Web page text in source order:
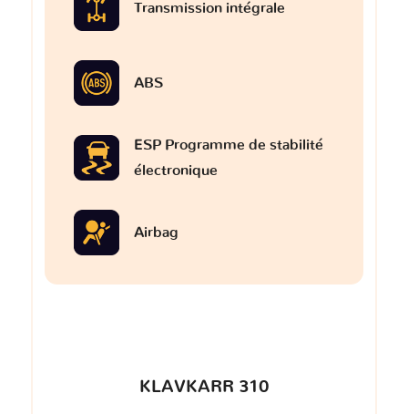
Transmission intégrale
ABS
ESP Programme de stabilité
électronique
Airbag
KLAVKARR 310